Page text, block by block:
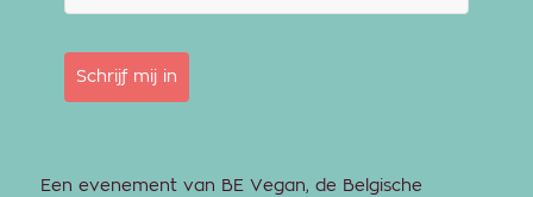
Schrijf mij in
Een evenement van BE Vegan, de Belgische